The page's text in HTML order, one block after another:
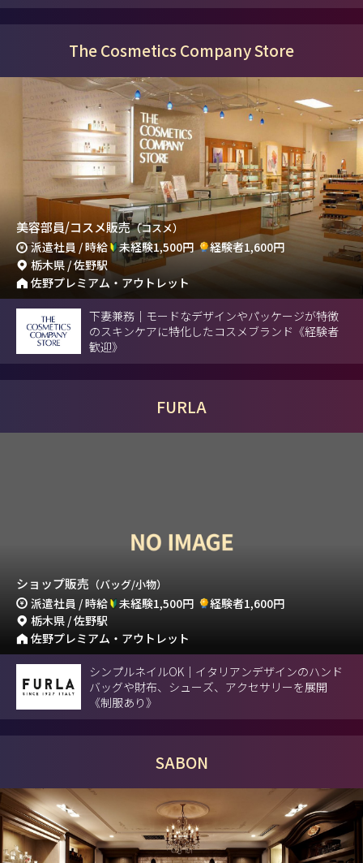
The Cosmetics Company Store
美容部員/コスメ販売（コスメ）
派遣社員 / 時給 未経験1,500円
経験者1,600円
栃木県 / 佐野駅
佐野プレミアム・アウトレット
下妻兼務｜モードなデザインやパッケージが特徴
のスキンケアに特化したコスメブランド《経験者
歓迎》
FURLA
ショップ販売 （バッグ/小物）
派遣社員 / 時給 未経験1,500円
経験者1,600円
栃木県 / 佐野駅
佐野プレミアム・アウトレット
シンプルネイルOK｜イタリアンデザインのハンド
バッグや財布、シューズ、アクセサリーを展開
《制服あり》
SABON